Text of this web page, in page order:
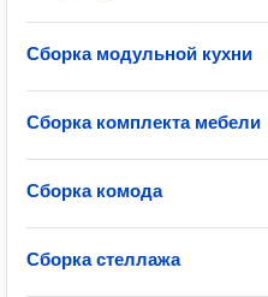
Сборка модульной кухни
Сборка комплекта мебели
Сборка комода
Сборка стеллажа